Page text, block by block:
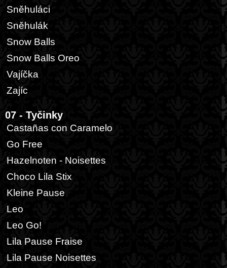
Sněhuláci
Sněhulák
Snow Balls
Snow Balls Oreo
Vajíčka
Zajíc
07 - Tyčinky
Castañas con Caramelo
Go Free
Hazelnoten - Noisettes
Choco Lila Stix
Kleine Pause
Leo
Leo Go!
Lila Pause Fraise
Lila Pause Noisettes